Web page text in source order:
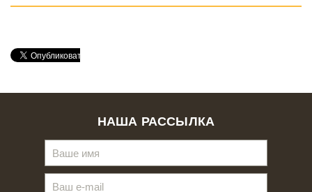
НАША РАССЫЛКА